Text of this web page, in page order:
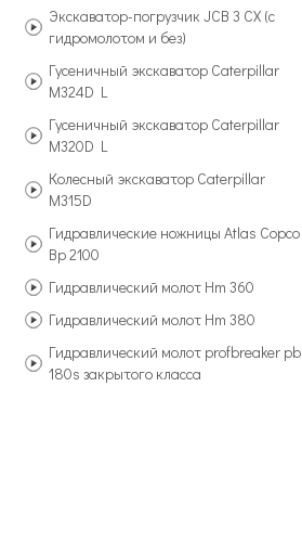
Экскаватор-погрузчик JCB 3 CX (с
гидромолотом и без)
Гусеничный экскаватор Caterpillar
M324D L
Гусеничный экскаватор Caterpillar
M320D L
Колесный экскаватор Caterpillar
M315D
Гидравлические ножницы Atlas Copco
Bp 2100
Гидравлический молот Hm 360
Гидравлический молот Hm 380
Гидравлический молот profbreaker pb
180s закрытого класса